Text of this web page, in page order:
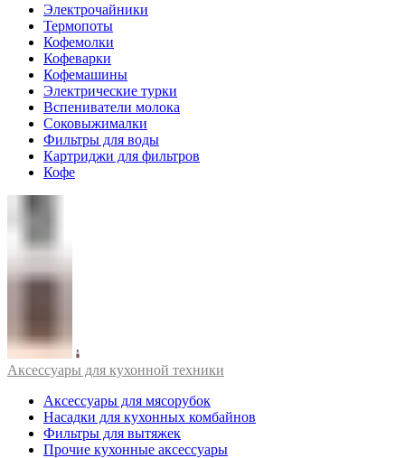
Электрочайники
Термопоты
Кофемолки
Кофеварки
Кофемашины
Электрические турки
Вспениватели молока
Соковыжималки
Фильтры для воды
Картриджи для фильтров
Кофе
Аксессуары для кухонной техники
Аксессуары для мясорубок
Насадки для кухонных комбайнов
Фильтры для вытяжек
Прочие кухонные аксессуары